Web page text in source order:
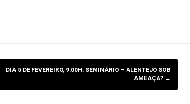
DIA 5 DE FEVEREIRO, 9:00H: SEMINÁRIO – ALENTEJO SOB
AMEAÇA? →